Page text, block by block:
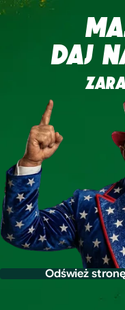
DAJ
Odśwież stronę